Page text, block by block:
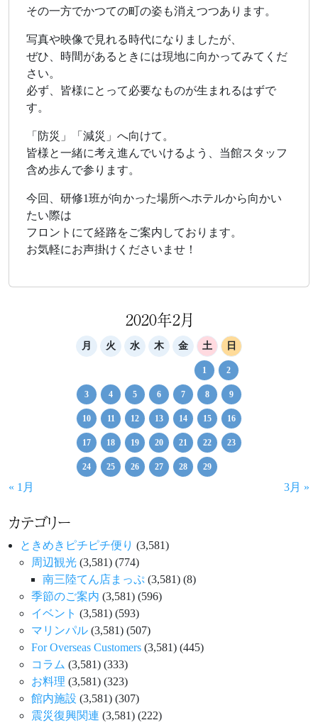
その一方でかつての町の姿も消えつつあります。
写真や映像で見れる時代になりましたが、
ぜひ、時間があるときには現地に向かってみてくだ
さい。
必ず、皆様にとって必要なものが生まれるはずで
す。
「防災」「減災」へ向けて。
皆様と一緒に考え進んでいけるよう、当館スタッフ
含め歩んで参ります。
今回、研修1班が向かった場所へホテルから向かい
たい際は
フロントにて経路をご案内しております。
お気軽にお声掛けくださいませ！
2020年2月
月 火 水 木 金 土 日
1 2
3 4 5 6 7 8 9
10 11 12 13 14 15 16
17 18 19 20 21 22 23
24 25 26 27 28 29
« 1月 3月 »
カテゴリー
ときめきピチピチ便り (3,581)
周辺観光 (3,581) (774)
南三陸てん店まっぷ (3,581) (8)
季節のご案内 (3,581) (596)
イベント (3,581) (593)
マリンパル (3,581) (507)
For Overseas Customers (3,581) (445)
コラム (3,581) (333)
お料理 (3,581) (323)
館内施設 (3,581) (307)
震災復興関連 (3,581) (222)